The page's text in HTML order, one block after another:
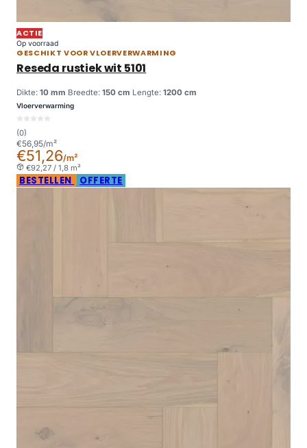
ACTIE
Op voorraad
GESCHIKT VOOR VLOERVERWARMING
Reseda rustiek wit 5101
Dikte: 10 mm Breedte: 150 cm Lengte: 1200 cm
Vloerverwarming
(0)
€56,95/m²
€51,26/m²
€92,27 / 1,8 m²
BESTELLEN OFFERTE